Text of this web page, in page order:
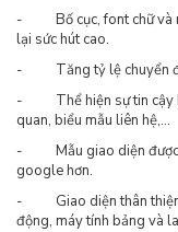
- Bố cục, font chữ và
lại sức hút cao.
- Tăng tỷ lệ chuyển đổi
- Thể hiện sự tin cậy
quan, biểu mẫu liên hệ,…
- Mẫu giao diện được
google hơn.
- Giao diện thân thiện
động, máy tính bảng và